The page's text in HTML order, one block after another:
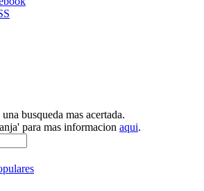
busqueda mas acertada.
para mas informacion aqui.